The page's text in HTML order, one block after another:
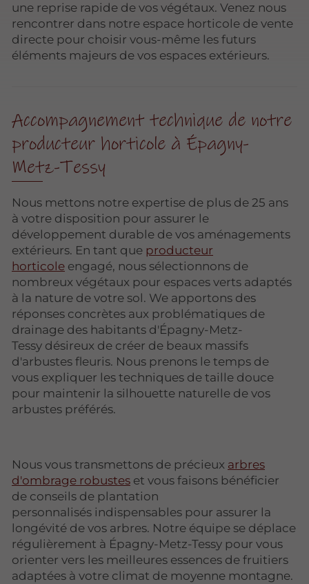
une reprise rapide de vos végétaux. Venez nous
rencontrer dans notre espace horticole de vente
directe pour choisir vous-même les futurs
éléments majeurs de vos espaces extérieurs.
Accompagnement technique de notre
producteur horticole à Épagny-
Metz-Tessy
Nous mettons notre expertise de plus de 25 ans
à votre disposition pour assurer le
développement durable de vos aménagements
extérieurs. En tant que producteur
horticole engagé, nous sélectionnons de
nombreux végétaux pour espaces verts adaptés
à la nature de votre sol. We apportons des
réponses concrètes aux problématiques de
drainage des habitants d'Épagny-Metz-
Tessy désireux de créer de beaux massifs
d'arbustes fleuris. Nous prenons le temps de
vous expliquer les techniques de taille douce
pour maintenir la silhouette naturelle de vos
arbustes préférés.
Nous vous transmettons de précieux arbres
d'ombrage robustes et vous faisons bénéficier
de conseils de plantation
personnalisés indispensables pour assurer la
longévité de vos arbres. Notre équipe se déplace
régulièrement à Épagny-Metz-Tessy pour vous
orienter vers les meilleures essences de fruitiers
adaptées à votre climat de moyenne montagne.